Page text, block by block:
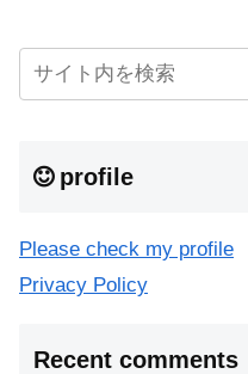
profile
Please check my profile
Privacy Policy
Recent comments